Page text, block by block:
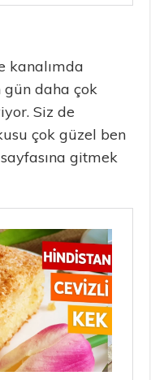
kanalımda
gün daha çok
Siz de
çok güzel ben
gitmek